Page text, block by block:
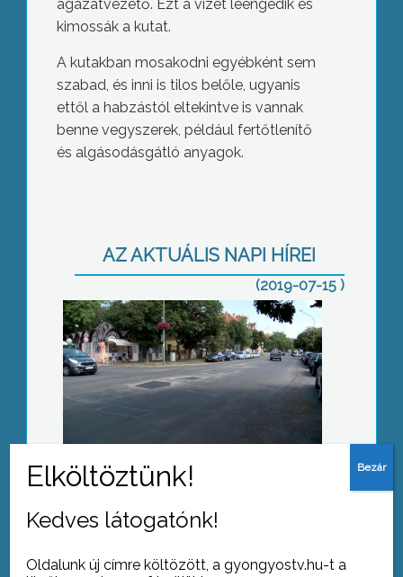
ágazatvezető. Ezt a vizet leengedik és
kimossák a kutat.
A kutakban mosakodni egyébként sem
szabad, és inni is tilos belőle, ugyanis
ettől a habzástól eltekintve is vannak
benne vegyszerek, például fertőtlenítő
és algásodásgátló anyagok.
AZ AKTUÁLIS NAPI HÍREI
(2019-07-15 )
Nem mindegy, mit oszt meg
Nyári vírusok
Kedves látogatónk!
Oldalunk új címre költözött, a gyongyostv.hu-t a